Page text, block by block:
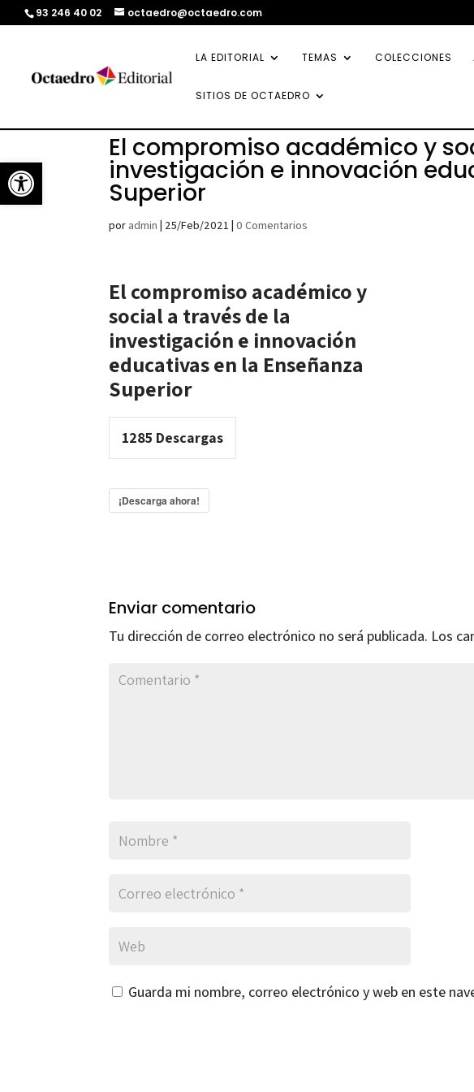
Abrir barra de herramientas
93 246 40 02 octaedro@octaedro.com
LA EDITORIAL TEMAS COLECCIONES
SITIOS DE OCTAEDRO
El compromiso académico y
investigación e innovación
Superior
por admin | 25/Feb/2021 |0 Comentarios
El compromiso académico y
social a través de la
investigación e innovación
educativas en la Enseñanza
Superior
1285 Descargas
¡Descarga ahora!
Enviar comentario
Tu dirección de correo electrónico no será publicada. Los
Guarda mi nombre, correo electrónico y web en este